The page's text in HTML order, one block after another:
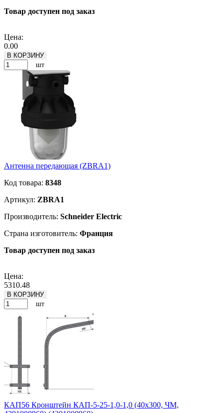
Товар доступен под заказ
Цена:
0.00
В КОРЗИНУ
шт
Антенна передающая (ZBRA1)
Код товара: 8348
Артикул: ZBRA1
Производитель: Schneider Electric
Страна изготовитель: Франция
Товар доступен под заказ
Цена:
5310.48
В КОРЗИНУ
шт
КАП56 Кронштейн КАП-5-25-1,0-1,0 (40х300, ЧМ,